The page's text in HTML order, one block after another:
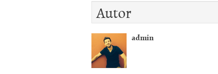
Autor
admin